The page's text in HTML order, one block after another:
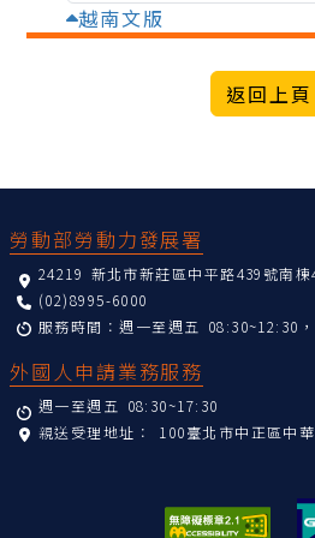
越南文版
勞動部勞動力發展署
24219 新北市新莊區中平路439號南棟
(02)8995-6000
服務時間：週一至週五 08:30~12:30
外國人申請業務服務
週一至週五 08:30~17:30
親送受理地址： 100臺北市中正區中